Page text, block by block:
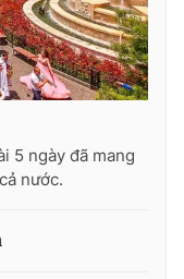
5 ngày đã mang
nước.